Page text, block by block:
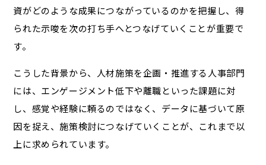
資がどのような成果につながっているのかを把握し、得
られた示唆を次の打ち手へとつなげていくことが重要で
す。
こうした背景から、人材施策を企画・推進する人事部門
には、エンゲージメント低下や離職といった課題に対
し、感覚や経験に頼るのではなく、データに基づいて原
因を捉え、施策検討につなげていくことが、これまで以
上に求められています。